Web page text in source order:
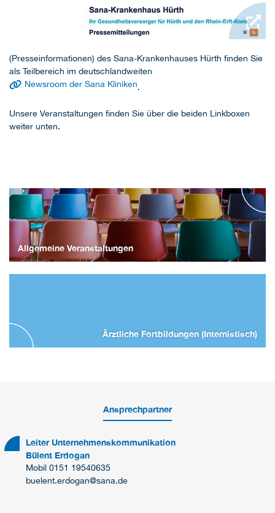
(Presseinformationen) des Sana-Krankenhauses Hürth finden Sie
als Teilbereich im deutschlandweiten
Newsroom der Sana Kliniken.
Unsere Veranstaltungen finden Sie über die beiden Linkboxen
weiter unten.
Allgemeine Veranstaltungen
Ärztliche Fortbildungen (Internistisch)
Ansprechpartner
Leiter Unternehmenskommunikation
Bülent Erdogan
Mobil 0151 19540635
buelent.erdogan@sana.de